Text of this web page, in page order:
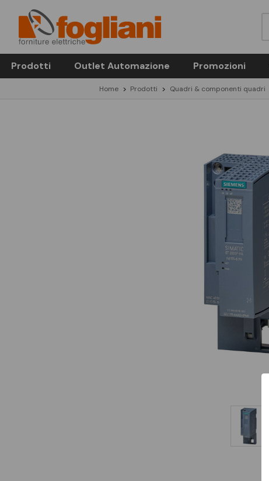
Prodotti Outlet Automazione Promozioni
Home Prodotti Quadri & componenti quadri